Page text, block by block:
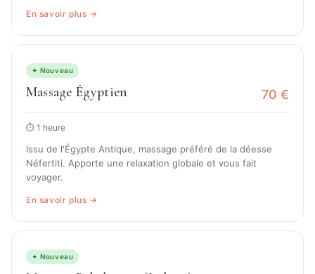
En savoir plus →
✦ Nouveau
Massage Égyptien 70 €
⏱ 1 heure
Issu de l'Égypte Antique, massage préféré de la déesse
Néfertiti. Apporte une relaxation globale et vous fait
voyager.
En savoir plus →
✦ Nouveau